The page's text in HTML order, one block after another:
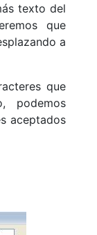
texto del
que
a
que
podemos
aceptados